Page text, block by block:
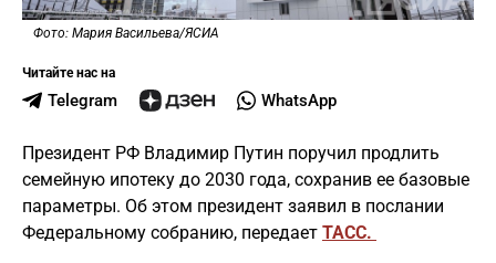
Фото: Мария Васильева/ЯСИА
Читайте нас на
Telegram WhatsApp
Президент РФ Владимир Путин поручил продлить
семейную ипотеку до 2030 года, сохранив ее базовые
параметры. Об этом президент заявил в послании
Федеральному собранию, передает ТАСС.